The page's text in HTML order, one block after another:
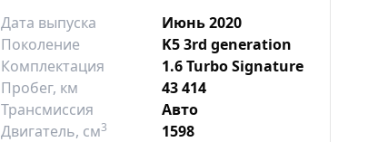
Дата выпуска
Июнь 2020
Поколение
K5 3rd generation
Комплектация
1.6 Turbo Signature
Пробег, км
43 414
Трансмиссия
Авто
Двигатель, см3
1598